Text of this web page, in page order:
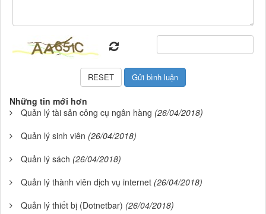
Những tin mới hơn
Quản lý tài sản công cụ ngân hàng (26/04/2018)
Quản lý sinh viên (26/04/2018)
Quản lý sách (26/04/2018)
Quản lý thành viên dịch vụ internet (26/04/2018)
Quản lý thiết bị (Dotnetbar) (26/04/2018)